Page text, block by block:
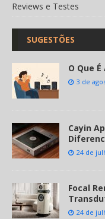
Reviews e Testes
SUGESTÕES
O Que
3 de
Cayin
24 de
Focal
24 de